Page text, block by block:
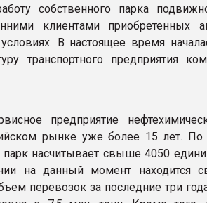
собственного парка
клиентами приобретенных
В настоящее время
транспортного предприятия
предприятие
рынке уже более 15 лет. По
парк насчитывает свыше 4050
на данный момент находится
перевозок за последние три